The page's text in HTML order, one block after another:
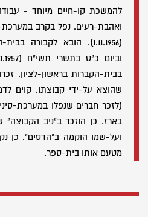
להמשכת קו-חיים מיוחד -
ואהבת-רעים. נפל בקרב במערכת-
(1.11.1956). הובא לקבורה
בבית-הקברות בראשון-לציון.
שהוצא על-ידי קבוצתו. קוים
(לזכר חברים שנפלו במערכת-
בארז. כן הוזכר ב"ניב
ועל-שמו הוקמה ב"הדסים". כן
מטעם אותו בית-ספר.